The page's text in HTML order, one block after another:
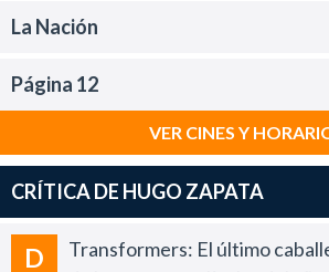
La Nación
Página 12
VER CINES Y
CRÍTICA DE HUGO ZAPATA
D
Transformers: El último